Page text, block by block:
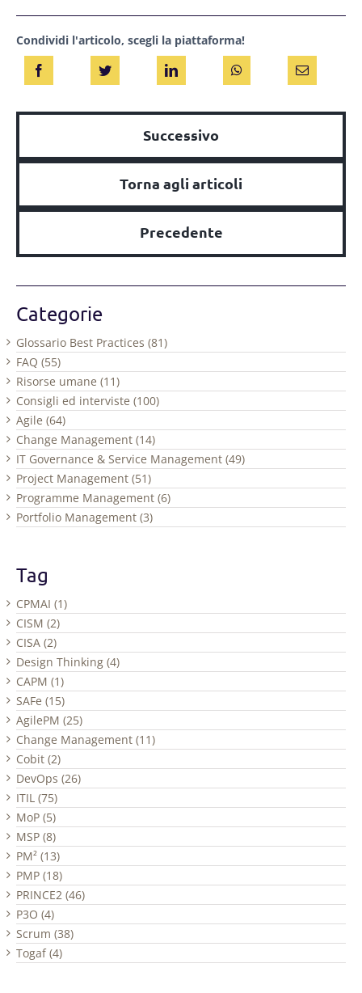
Condividi l'articolo, scegli la piattaforma!
Successivo
Torna agli articoli
Precedente
Categorie
Glossario Best Practices (81)
FAQ (55)
Risorse umane (11)
Consigli ed interviste (100)
Agile (64)
Change Management (14)
IT Governance & Service Management (49)
Project Management (51)
Programme Management (6)
Portfolio Management (3)
Tag
CPMAI (1)
CISM (2)
CISA (2)
Design Thinking (4)
CAPM (1)
SAFe (15)
AgilePM (25)
Change Management (11)
Cobit (2)
DevOps (26)
ITIL (75)
MoP (5)
MSP (8)
PM² (13)
PMP (18)
PRINCE2 (46)
P3O (4)
Scrum (38)
Togaf (4)